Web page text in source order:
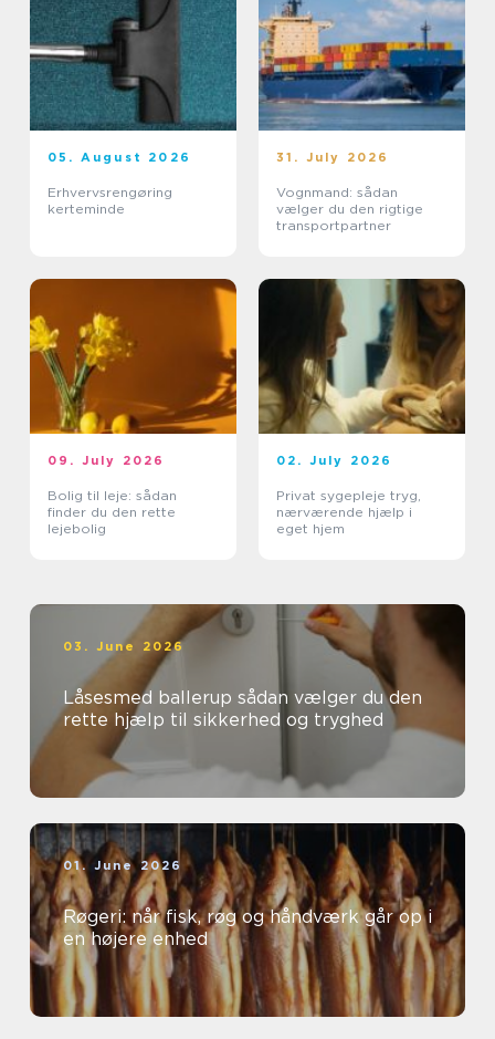
05. August 2026
Erhvervsrengøring
kerteminde
31. July 2026
Vognmand: sådan
vælger du den rigtige
transportpartner
09. July 2026
Bolig til leje: sådan
finder du den rette
lejebolig
02. July 2026
Privat sygepleje tryg,
nærværende hjælp i
eget hjem
03. June 2026
Låsesmed ballerup sådan vælger du den
rette hjælp til sikkerhed og tryghed
01. June 2026
Røgeri: når fisk, røg og håndværk går op i
en højere enhed